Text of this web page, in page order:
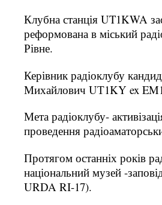
Клубна станція UT1KWA
реформована в міський
Рівне.
Керівник радіоклубу
Михайлович UТ1KY ex
Мета радіоклубу-
проведення
Протягом останніх років
національний музей -
URDA RI-17).